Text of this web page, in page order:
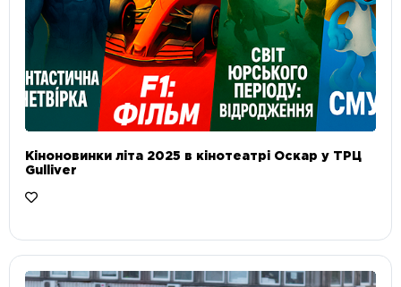
Кіноновинки літа 2025 в кінотеатрі Оскар у ТРЦ
Gulliver